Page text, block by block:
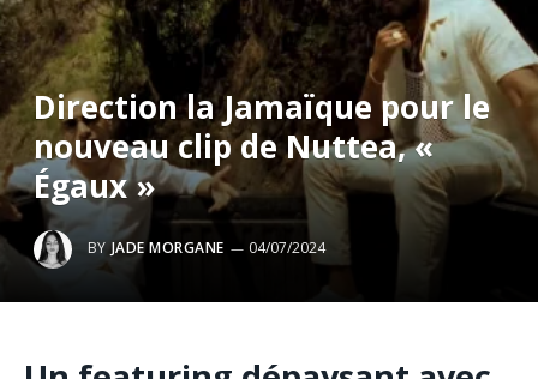
Direction la Jamaïque pour le
nouveau clip de Nuttea, «
Égaux »
BY JADE MORGANE 04/07/2024